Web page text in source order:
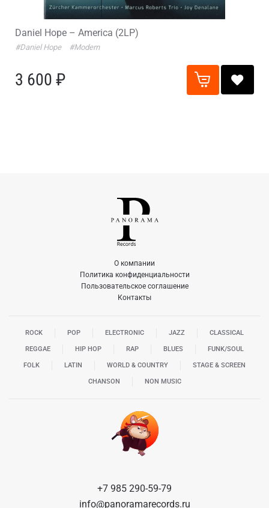
Daniel Hope – America (2LP)
#Daniel Hope #Modern
3 600 ₽
О компании
Политика конфиденциальности
Пользовательское соглашение
Контакты
ROCK POP ELECTRONIC JAZZ CLASSICAL
REGGAE HIP HOP RAP BLUES FUNK/SOUL
FOLK LATIN WORLD & COUNTRY STAGE & SCREEN
CHANSON NON MUSIC
+7 985 290-59-79
info@panoramarecords.ru